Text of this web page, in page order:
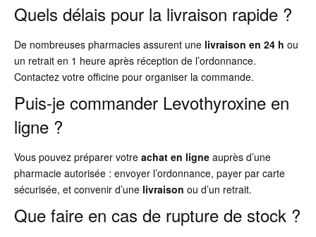
Quels délais pour la livraison rapide ?
De nombreuses pharmacies assurent une livraison en 24 h ou
un retrait en 1 heure après réception de l’ordonnance.
Contactez votre officine pour organiser la commande.
Puis-je commander Levothyroxine en
ligne ?
Vous pouvez préparer votre achat en ligne auprès d’une
pharmacie autorisée : envoyer l’ordonnance, payer par carte
sécurisée, et convenir d’une livraison ou d’un retrait.
Que faire en cas de rupture de stock ?